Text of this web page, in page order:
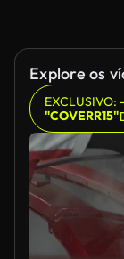
Explore os
EXCLUSIVO:
"COVERR15"